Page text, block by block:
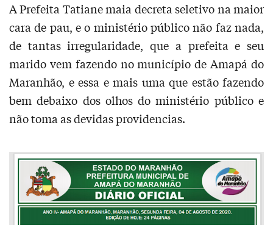
A Prefeita Tatiane maia decreta seletivo na maior
cara de pau, e o ministério público não faz nada,
de tantas irregularidade, que a prefeita e seu
marido vem fazendo no município de Amapá do
Maranhão, e essa e mais uma que estão fazendo
bem debaixo dos olhos do ministério público e
não toma as devidas providencias.